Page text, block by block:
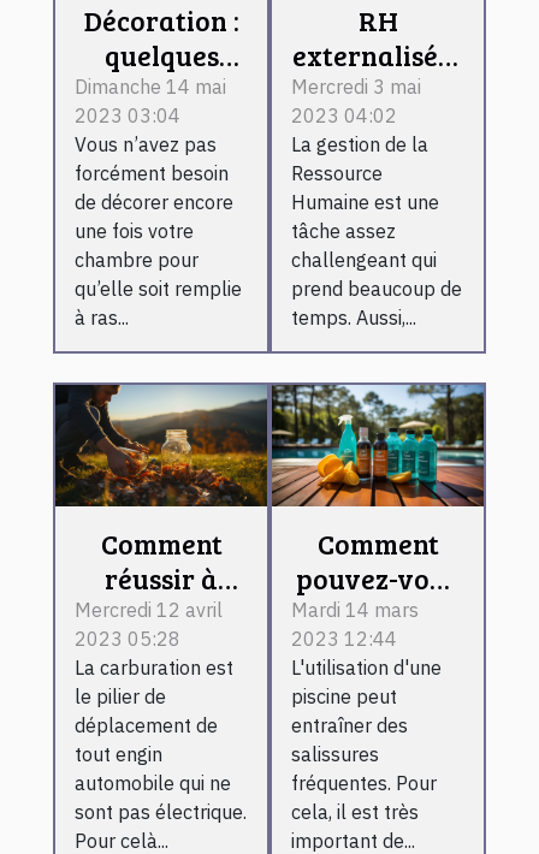
Décoration :
quelques
astuces pour
décorer à
bien votre
chambre
Dimanche 14 mai
2023 03:04
Vous n’avez pas
forcément besoin
de décorer encore
une fois votre
chambre pour
qu’elle soit remplie
à ras...
RH
externalisée :
comment
fonctionne-t-
il ?
Mercredi 3 mai
2023 04:02
La gestion de la
Ressource
Humaine est une
tâche assez
challengeant qui
prend beaucoup de
temps. Aussi,...
Comment
réussir à
effectuer son
plein
d'essence
sans pour
autant
perdre du
temps ?
Mercredi 12 avril
2023 05:28
La carburation est
le pilier de
déplacement de
tout engin
automobile qui ne
sont pas électrique.
Pour celà...
Comment
pouvez-vous
très bien
choisir un
robot
nettoyeur
pour votre
piscine ?
Mardi 14 mars
2023 12:44
L'utilisation d'une
piscine peut
entraîner des
salissures
fréquentes. Pour
cela, il est très
important de...